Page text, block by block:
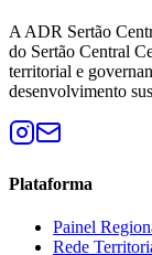
A ADR Sertão
do Sertão Central
territorial e
desenvolvimento
Plataforma
Painel
Rede